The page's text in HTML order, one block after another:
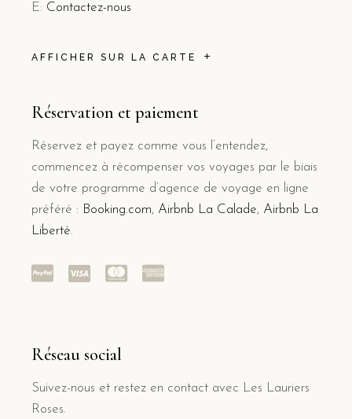
E: Contactez-nous
AFFICHER SUR LA CARTE
Réservation et paiement
Réservez et payez comme vous l’entendez,
commencez à récompenser vos voyages par le biais
de votre programme d’agence de voyage en ligne
préféré : Booking.com, Airbnb La Calade, Airbnb La
Liberté.
Réseau social
Suivez-nous et restez en contact avec Les Lauriers
Roses.